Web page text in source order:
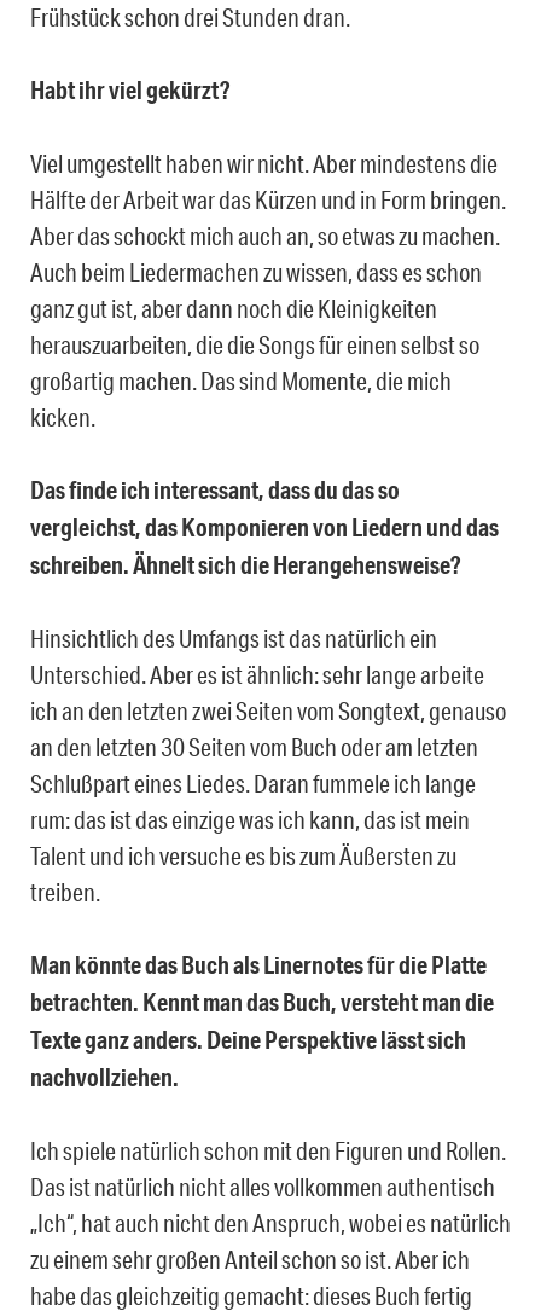
Frühstück schon drei Stunden dran.
Habt ihr viel gekürzt?
Viel umgestellt haben wir nicht. Aber mindestens die
Hälfte der Arbeit war das Kürzen und in Form bringen.
Aber das schockt mich auch an, so etwas zu machen.
Auch beim Liedermachen zu wissen, dass es schon
ganz gut ist, aber dann noch die Kleinigkeiten
herauszuarbeiten, die die Songs für einen selbst so
großartig machen. Das sind Momente, die mich
kicken.
Das finde ich interessant, dass du das so
vergleichst, das Komponieren von Liedern und das
schreiben. Ähnelt sich die Herangehensweise?
Hinsichtlich des Umfangs ist das natürlich ein
Unterschied. Aber es ist ähnlich: sehr lange arbeite
ich an den letzten zwei Seiten vom Songtext, genauso
an den letzten 30 Seiten vom Buch oder am letzten
Schlußpart eines Liedes. Daran fummele ich lange
rum: das ist das einzige was ich kann, das ist mein
Talent und ich versuche es bis zum Äußersten zu
treiben.
Man könnte das Buch als Linernotes für die Platte
betrachten. Kennt man das Buch, versteht man die
Texte ganz anders. Deine Perspektive lässt sich
nachvollziehen.
Ich spiele natürlich schon mit den Figuren und Rollen.
Das ist natürlich nicht alles vollkommen authentisch
„Ich“, hat auch nicht den Anspruch, wobei es natürlich
zu einem sehr großen Anteil schon so ist. Aber ich
habe das gleichzeitig gemacht: dieses Buch fertig